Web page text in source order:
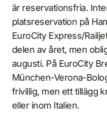
är reservationsfria.
platsreservation på
EuroCity Express/
delen av året, men
augusti. På EuroCity
München-Verona-
frivillig, men ett tillägg
eller inom Italien.